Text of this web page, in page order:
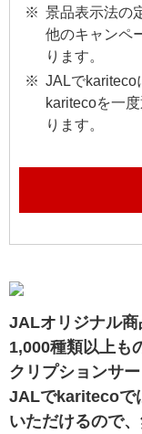
景品表示法の
他のキャンペ
ります。
JALでkariteco
karitecoを一
ります。
JALオリジナル
1,000種類以上も
クリプションサー
JALでkaritecoで
いただけるので